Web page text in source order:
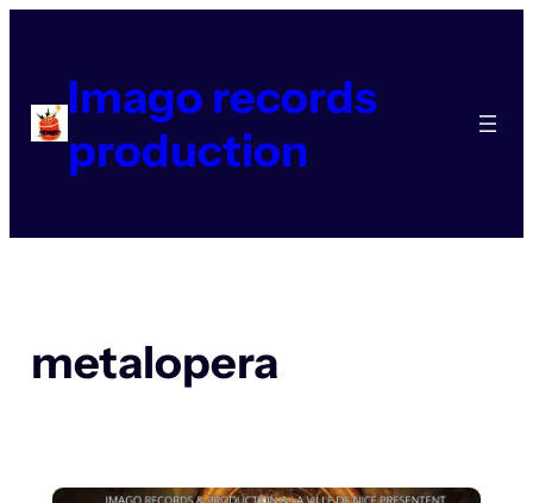
contenuImago records
production
metalopera